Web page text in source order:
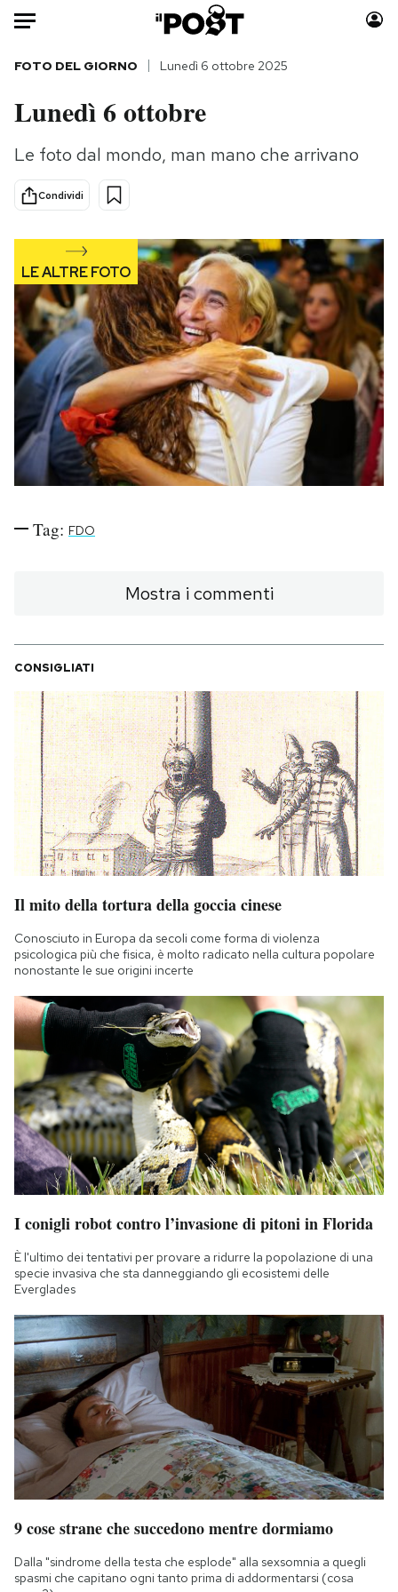
Auto
HOME
Italia
Politica
Internet
Scienza
Cultura
Economia
Sport
Ok Boomer!
Media
Europa
Altrecose
Mondiali calcio 2026
PODCAST
CALENDARIO
AREA PERSONALE
Area Personale
Newsletter
Notifiche mobile
Regala il Post
Hai bisogno di aiuto?
Esci
FOTO DEL GIORNO Lunedì 6 ottobre 2025
Lunedì 6 ottobre
Le foto dal mondo, man mano che arrivano
Condividi
Tag: FDO
Mostra i commenti
CONSIGLIATI
Il mito della tortura della goccia cinese
Conosciuto in Europa da secoli come forma di violenza
psicologica più che fisica, è molto radicato nella cultura popolare
nonostante le sue origini incerte
I conigli robot contro l’invasione di pitoni in Florida
È l'ultimo dei tentativi per provare a ridurre la popolazione di una
specie invasiva che sta danneggiando gli ecosistemi delle
Everglades
9 cose strane che succedono mentre dormiamo
Dalla "sindrome della testa che esplode" alla sexsomnia a quegli
spasmi che capitano ogni tanto prima di addormentarsi (cosa